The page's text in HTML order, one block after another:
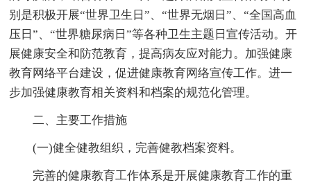
别是积极开展“世界卫生日”、“世界无烟日”、“全国高血
压日”、“世界糖尿病日”等各种卫生主题日宣传活动。开
展健康安全和防范教育，提高病友应对能力。加强健康
教育网络平台建设，促进健康教育网络宣传工作。进一
步加强健康教育相关资料和档案的规范化管理。
二、主要工作措施
(一)健全健教组织，完善健教档案资料。
完善的健康教育工作体系是开展健康教育工作的重